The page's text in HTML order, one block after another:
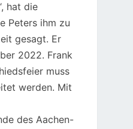
hat die
Peters ihm zu
gesagt. Er
2022. Frank
muss
werden. Mit
des Aachen-